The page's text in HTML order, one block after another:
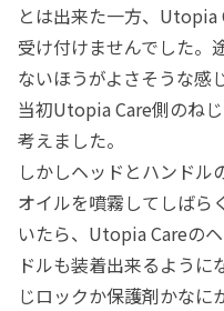
とは出来た一方、Utopia
受け付けませんでした。
ないほうがよさそうな感
当初Utopia Care側のね
考えました。
しかしヘッドとハンドル
オイルを噴霧してしばら
いたら、Utopia Careの
ドルも装着出来るよう
じロックか保護剤かなに